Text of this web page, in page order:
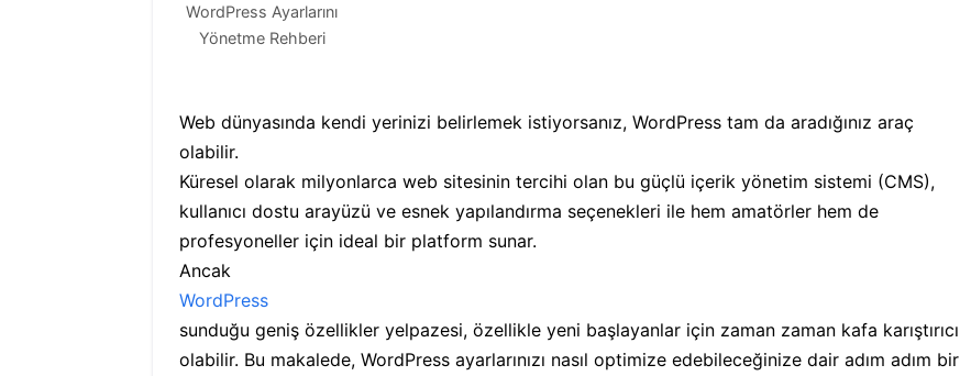
WordPress Ayarlarını
Yönetme Rehberi
Web dünyasında kendi yerinizi belirlemek istiyorsanız, WordPress tam da aradığınız araç
olabilir.
Küresel olarak milyonlarca web sitesinin tercihi olan bu güçlü içerik yönetim sistemi (CMS),
kullanıcı dostu arayüzü ve esnek yapılandırma seçenekleri ile hem amatörler hem de
profesyoneller için ideal bir platform sunar.
Ancak
WordPress
sunduğu geniş özellikler yelpazesi, özellikle yeni başlayanlar için zaman zaman kafa karıştırıcı
olabilir. Bu makalede, WordPress ayarlarınızı nasıl optimize edebileceğinize dair adım adım bir